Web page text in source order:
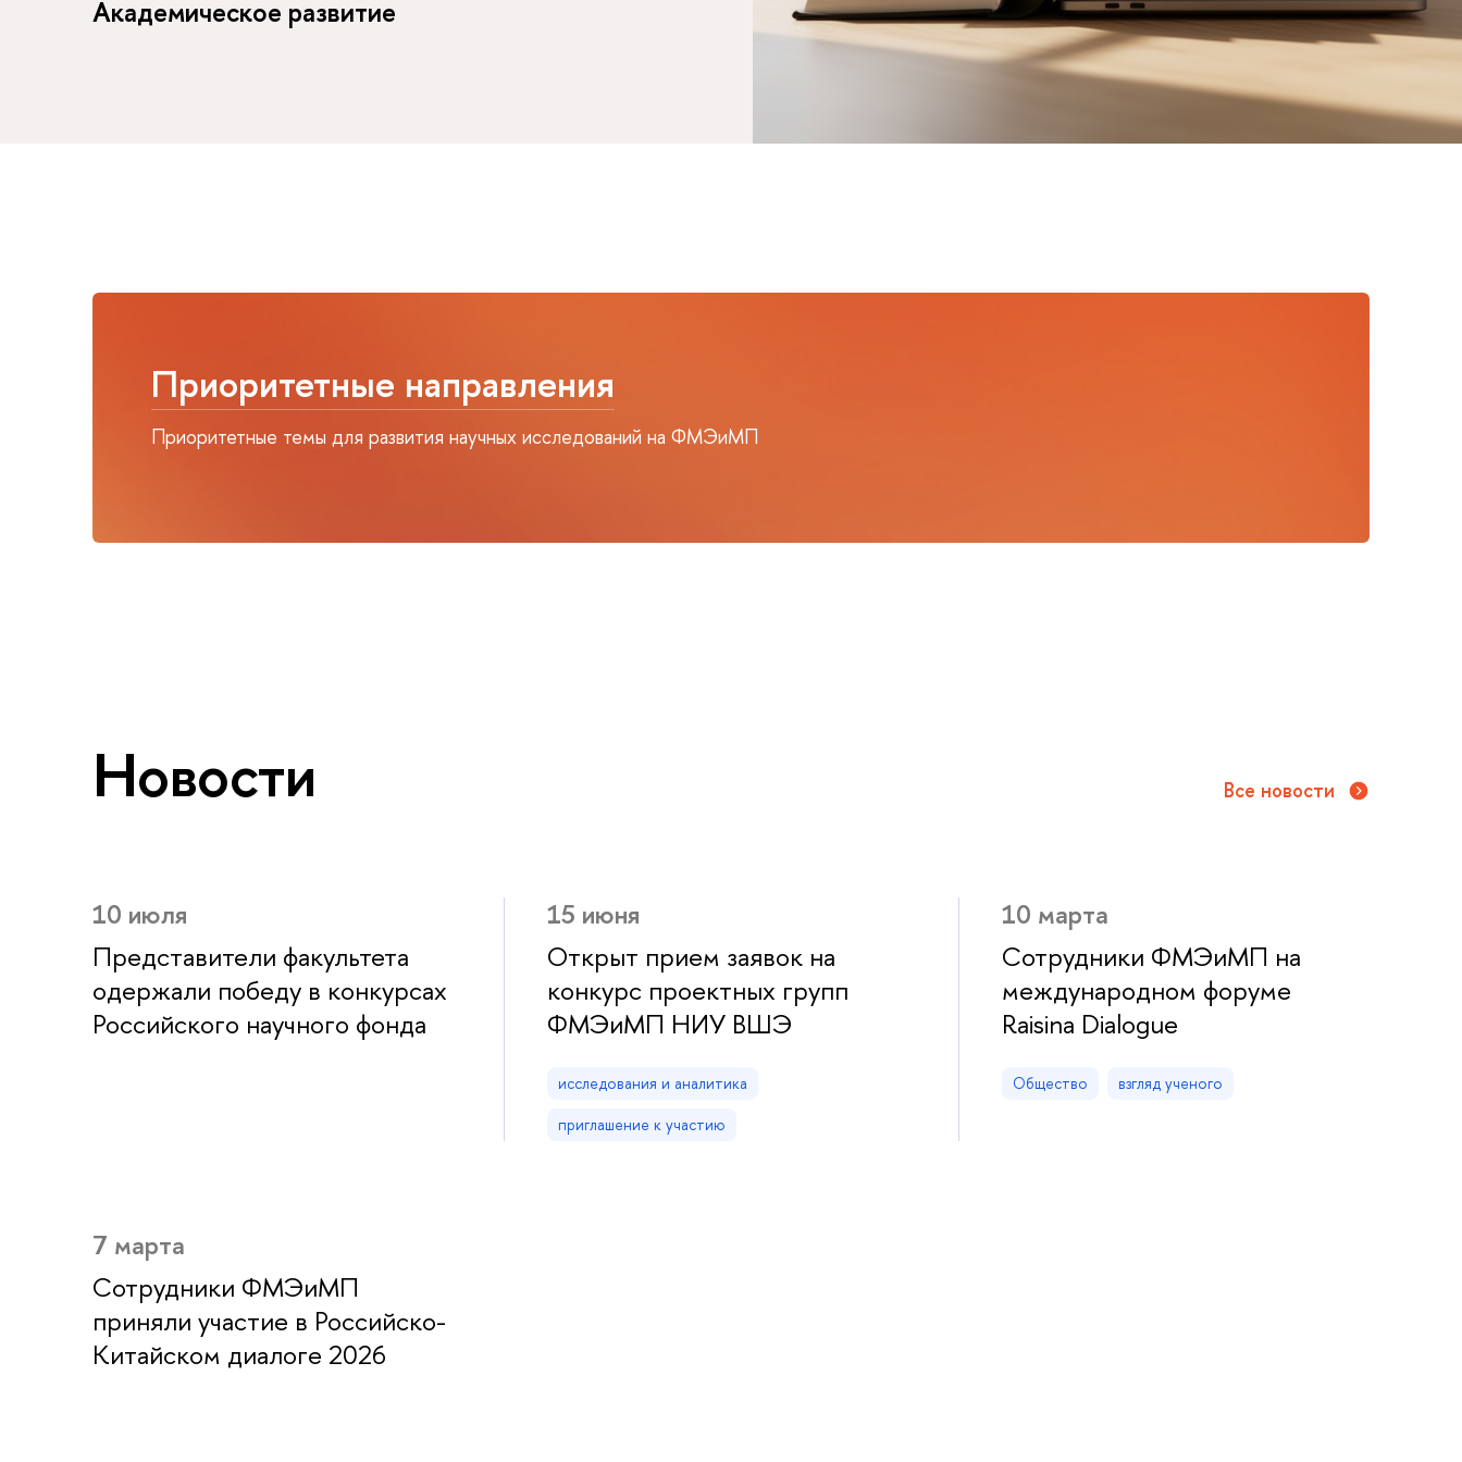
Академическое развитие
Приоритетные направления
Приоритетные темы для развития научных исследований на ФМЭиМП
Новости Все новости
10 июля
Представители факультета
одержали победу в конкурсах
Российского научного фонда
15 июня
Открыт прием заявок на
конкурс проектных групп
ФМЭиМП НИУ ВШЭ
исследования и аналитика
приглашение к участию
10 марта
Сотрудники ФМЭиМП на
международном форуме
Raisina Dialogue
Общество взгляд ученого
7 марта
Сотрудники ФМЭиМП
приняли участие в Российско-
Китайском диалоге 2026